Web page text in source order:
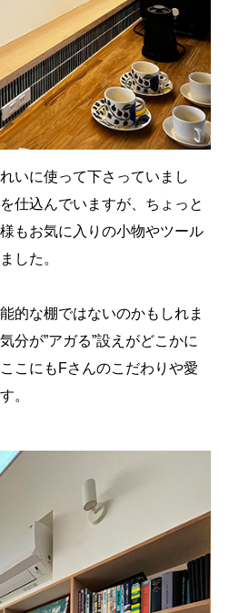
いに使って下さっていまし
仕込んでいますが、ちょっと
もお気に入りの小物やツール
した。
的な棚ではないのかもしれま
分が”アガる”設えがどこかに
こにもFさんのこだわりや愛
。